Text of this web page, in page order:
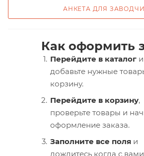
АНКЕТА ДЛЯ
Как оформить
Перейдите в каталог и
добавьте нужные
корзину.
Перейдите в корзину,
проверьте товары и
оформление заказа.
Заполните все поля и
дождитесь когда с вами